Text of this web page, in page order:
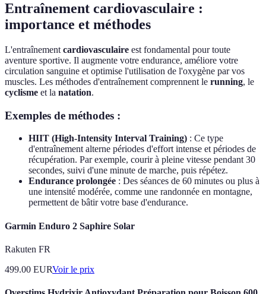
Entraînement cardiovasculaire :
importance et méthodes
L'entraînement cardiovasculaire est fondamental pour toute
aventure sportive. Il augmente votre endurance, améliore votre
circulation sanguine et optimise l'utilisation de l'oxygène par vos
muscles. Les méthodes d'entraînement comprennent le running, le
cyclisme et la natation.
Exemples de méthodes :
HIIT (High-Intensity Interval Training) : Ce type
d'entraînement alterne périodes d'effort intense et périodes de
récupération. Par exemple, courir à pleine vitesse pendant 30
secondes, suivi d'une minute de marche, puis répétez.
Endurance prolongée : Des séances de 60 minutes ou plus à
une intensité modérée, comme une randonnée en montagne,
permettent de bâtir votre base d'endurance.
Garmin Enduro 2 Saphire Solar
Rakuten FR
499.00 EURVoir le prix